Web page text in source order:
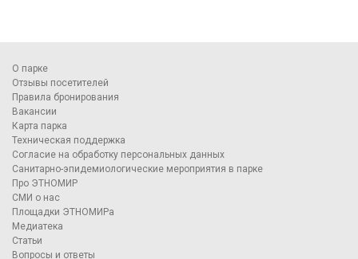
О парке
Отзывы посетителей
Правила бронирования
Вакансии
Карта парка
Техническая поддержка
Согласие на обработку персональных данных
Санитарно-эпидемиологические мероприятия в парке
Про ЭТНОМИР
СМИ о нас
Площадки ЭТНОМИРа
Медиатека
Статьи
Вопросы и ответы